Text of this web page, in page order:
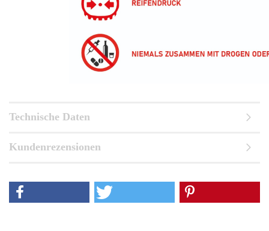
Technische Daten
Kundenrezensionen